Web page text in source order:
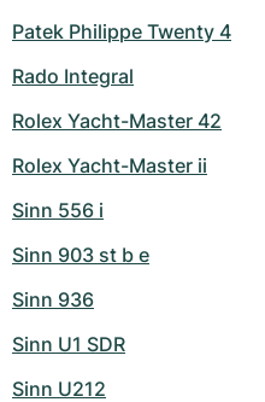
Patek Philippe Twenty 4
Rado Integral
Rolex Yacht-Master 42
Rolex Yacht-Master ii
Sinn 556 i
Sinn 903 st b e
Sinn 936
Sinn U1 SDR
Sinn U212